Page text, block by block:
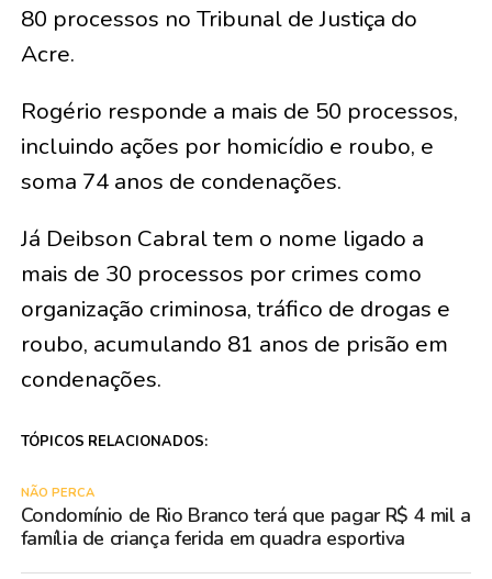
80 processos no Tribunal de Justiça do
Acre.
Rogério responde a mais de 50 processos,
incluindo ações por homicídio e roubo, e
soma 74 anos de condenações.
Já Deibson Cabral tem o nome ligado a
mais de 30 processos por crimes como
organização criminosa, tráfico de drogas e
roubo, acumulando 81 anos de prisão em
condenações.
TÓPICOS RELACIONADOS:
NÃO PERCA
Condomínio de Rio Branco terá que pagar R$ 4 mil a
família de criança ferida em quadra esportiva